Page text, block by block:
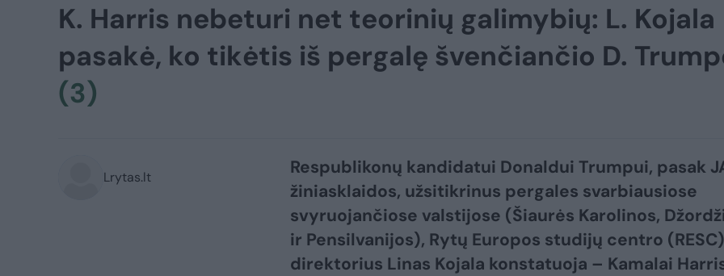
K. Harris nebeturi net teorinių galimybių: L. Kojala
pasakė, ko tikėtis iš pergalę švenčiančio D.
(3)
Lrytas.lt
Respublikonų kandidatui Donaldui Trumpui, pasak
žiniasklaidos, užsitikrinus pergales svarbiausiose
svyruojančiose valstijose (Šiaurės Karolinos,
ir Pensilvanijos), Rytų Europos studijų centro (RESC)
direktorius Linas Kojala konstatuoja – Kamalai